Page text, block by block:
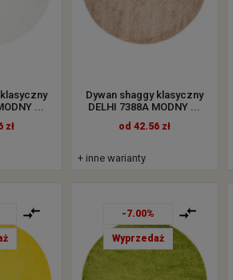
...
zł
Dywan shaggy klasyczny
DELHI 7388A MODNY ...
od 42.56 zł
+ inne warianty
-7.00%
Wyprzedaż